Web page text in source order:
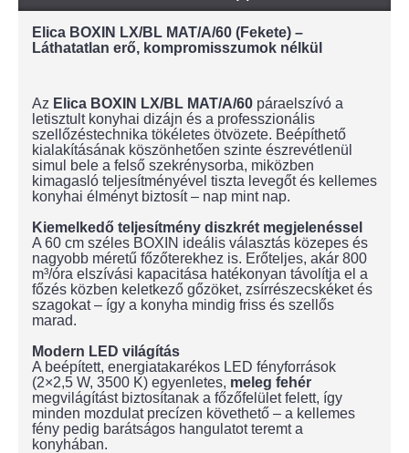
Elica BOXIN LX/BL MAT/A/60 (Fekete) –
Láthatatlan erő, kompromisszumok nélkül
Az Elica BOXIN LX/BL MAT/A/60 páraelszívó a
letisztult konyhai dizájn és a professzionális
szellőzéstechnika tökéletes ötvözete. Beépíthető
kialakításának köszönhetően szinte észrevétlenül
simul bele a felső szekrénysorba, miközben
kimagasló teljesítményével tiszta levegőt és kellemes
konyhai élményt biztosít – nap mint nap.
Kiemelkedő teljesítmény diszkrét megjelenéssel
A 60 cm széles BOXIN ideális választás közepes és
nagyobb méretű főzőterekhez is. Erőteljes, akár 800
m³/óra elszívási kapacitása hatékonyan távolítja el a
főzés közben keletkező gőzöket, zsírrészecskéket és
szagokat – így a konyha mindig friss és szellős
marad.
Modern LED világítás
A beépített, energiatakarékos LED fényforrások
(2×2,5 W, 3500 K) egyenletes, meleg fehér
megvilágítást biztosítanak a főzőfelület felett, így
minden mozdulat precízen követhető – a kellemes
fény pedig barátságos hangulatot teremt a
konyhában.